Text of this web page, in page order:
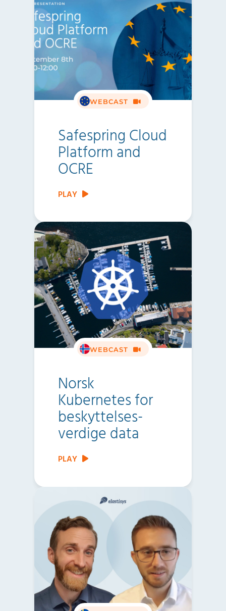
WEBCAST
Safespring Cloud
Platform and
OCRE
PLAY
WEBCAST
Norsk
Kubernetes for
beskyttelses­
verdige data
PLAY